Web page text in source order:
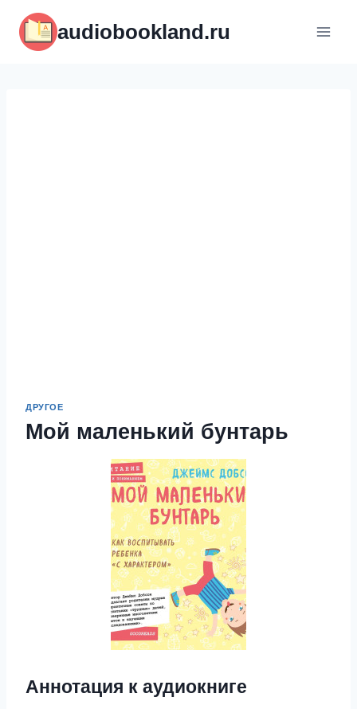
содержимому
audiobookland.ru
ДРУГОЕ
Мой маленький бунтарь
Аннотация к аудиокниге